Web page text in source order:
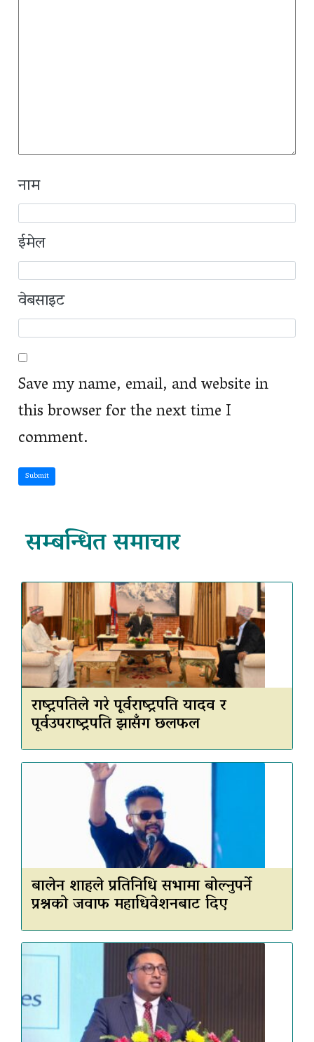
नाम
ईमेल
वेबसाइट
Save my name, email, and website in
this browser for the next time I
comment.
Submit
सम्बन्धित समाचार
राष्ट्रपतिले गरे पूर्वराष्ट्रपति यादव र
पूर्वउपराष्ट्रपति झासँग छलफल
बालेन शाहले प्रतिनिधि सभामा बोल्नुपर्ने
प्रश्नकाे जवाफ महाधिवेशनबाट दिए